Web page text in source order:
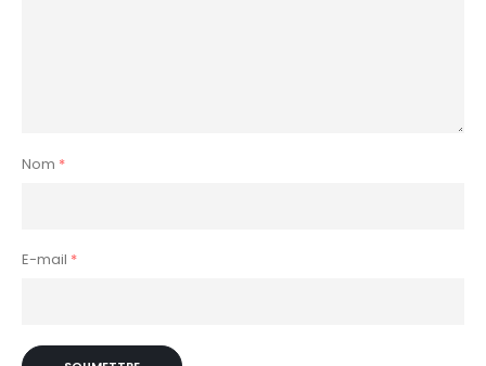
Nom *
E-mail *